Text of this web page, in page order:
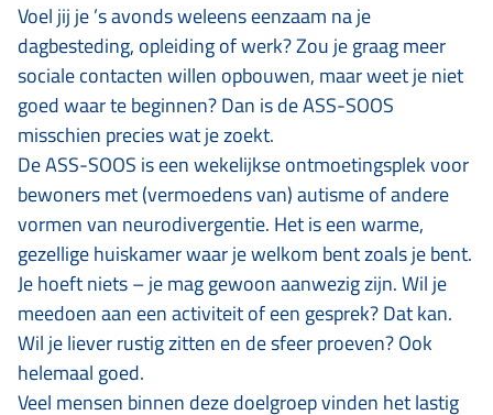
Voel jij je ’s avonds weleens eenzaam na je
dagbesteding, opleiding of werk? Zou je graag meer
sociale contacten willen opbouwen, maar weet je niet
goed waar te beginnen? Dan is de ASS-SOOS
misschien precies wat je zoekt.
De ASS-SOOS is een wekelijkse ontmoetingsplek voor
bewoners met (vermoedens van) autisme of andere
vormen van neurodivergentie. Het is een warme,
gezellige huiskamer waar je welkom bent zoals je bent.
Je hoeft niets – je mag gewoon aanwezig zijn. Wil je
meedoen aan een activiteit of een gesprek? Dat kan.
Wil je liever rustig zitten en de sfeer proeven? Ook
helemaal goed.
Veel mensen binnen deze doelgroep vinden het lastig